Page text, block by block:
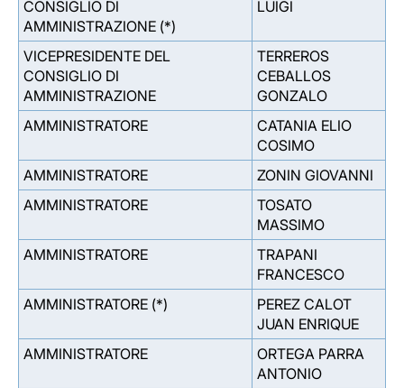
CONSIGLIO DI
AMMINISTRAZIONE (*)
LUIGI
VICEPRESIDENTE DEL
CONSIGLIO DI
AMMINISTRAZIONE
TERREROS
CEBALLOS
GONZALO
AMMINISTRATORE
CATANIA ELIO
COSIMO
AMMINISTRATORE
ZONIN GIOVANNI
AMMINISTRATORE
TOSATO
MASSIMO
AMMINISTRATORE
TRAPANI
FRANCESCO
AMMINISTRATORE (*)
PEREZ CALOT
JUAN ENRIQUE
AMMINISTRATORE
ORTEGA PARRA
ANTONIO